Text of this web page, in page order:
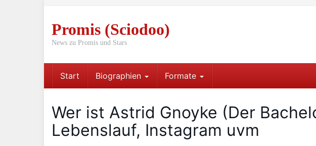
Promis (Sciodoo)
News zu Promis und Stars
Start Biographien Formate
Wer ist Astrid Gnoyke (Der
Lebenslauf, Instagram uvm